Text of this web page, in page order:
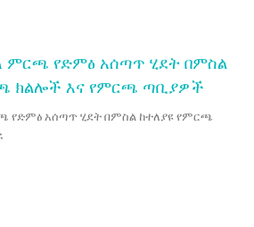
ምርጫ የድምፅ አሰጣጥ ሂደት በምስል
ክልሎች እና የምርጫ ጣቢያዎች
የድምፅ አሰጣጥ ሂደት በምስል ከተለያዩ የምርጫ